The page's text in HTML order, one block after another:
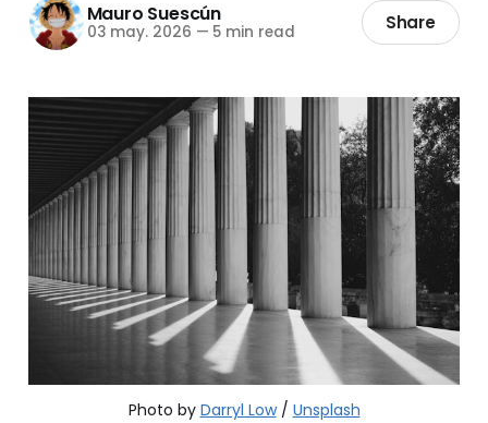
Mauro Suescún
03 may. 2026 — 5 min read Share
Photo by Darryl Low / Unsplash